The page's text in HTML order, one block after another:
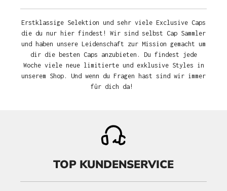
Erstklassige Selektion und sehr viele Exclusive Caps
die du nur hier findest! Wir sind selbst Cap Sammler
und haben unsere Leidenschaft zur Mission gemacht um
dir die besten Caps anzubieten. Du findest jede
Woche viele neue limitierte und exklusive Styles in
unserem Shop. Und wenn du Fragen hast sind wir immer
für dich da!
TOP KUNDENSERVICE